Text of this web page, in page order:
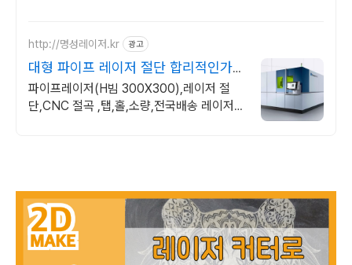
http://명성레이저.kr 광고
대형 파이프 레이저 절단 합리적인가
격,고품질,전국납품
파이프레이저(H빔 300X300),레이저 절
단,CNC 절곡 ,탭,홀,소량,전국배송 레이저,